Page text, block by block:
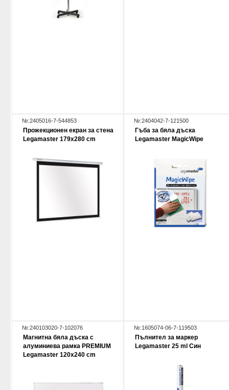
№:2405016-7-544853
Прожекционен екран за стена
Legamaster 179х280 cm
№:2404042-7-121500
Гъба за бяла дъска
Legamaster MagicWipe
№:240103020-7-102076
Магнитна бяла дъска с
алуминиева рамка PREMIUM
Legamaster 120х240 cm
№:1605074-06-7-119503
Пълнител за маркер
Legamaster 25 ml Син